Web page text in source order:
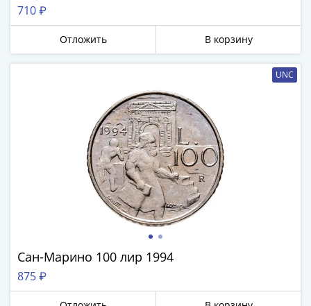
710 ₽
Отложить В корзину
UNC
Сан-Марино 100 лир 1994
875 ₽